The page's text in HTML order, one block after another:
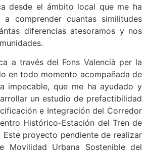
desde el ámbito local que me ha
a comprender cuantas similitudes
diferencias atesoramos y nos
a través del Fons Valencià per la
en todo momento acompañada de
impecable, que me ha ayudado y
un estudio de prefactibilidad
e Integración del Corredor
Histórico-Estación del Tren de
Este proyecto pendiente de realizar
Movilidad Urbana Sostenible del